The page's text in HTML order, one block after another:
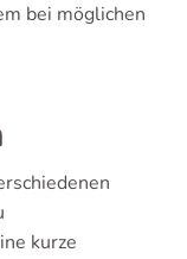
bei möglichen
kurze